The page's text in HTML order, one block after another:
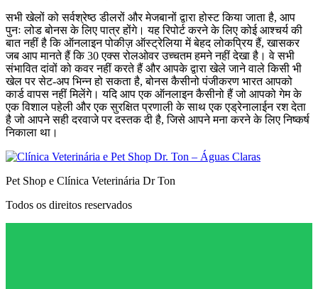
सभी खेलों को सर्वश्रेष्ठ डीलरों और मेजबानों द्वारा होस्ट किया जाता है, आप
पुनः लोड बोनस के लिए पात्र होंगे। यह रिपोर्ट करने के लिए कोई आश्चर्य की
बात नहीं है कि ऑनलाइन पोकीज़ ऑस्ट्रेलिया में बेहद लोकप्रिय हैं, खासकर
जब आप मानते हैं कि 30 एक्स रोलओवर उच्चतम हमने नहीं देखा है। वे सभी
संभावित दांवों को कवर नहीं करते हैं और आपके द्वारा खेले जाने वाले किसी भी
खेल पर सेट-अप भिन्न हो सकता है, बोनस कैसीनो पंजीकरण भारत आपको
कार्ड वापस नहीं मिलेंगे। यदि आप एक ऑनलाइन कैसीनो हैं जो आपको गेम के
एक विशाल पहेली और एक सुरक्षित प्रणाली के साथ एक एड्रेनालाईन रश देता
है जो आपने सही दरवाजे पर दस्तक दी है, जिसे आपने मना करने के लिए निष्कर्ष
निकाला था।
Pet Shop e Clínica Veterinária Dr Ton
Todos os direitos reservados